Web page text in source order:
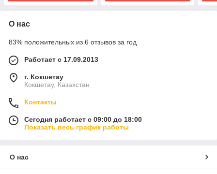
О нас
83% положительных из 6 отзывов за год
Работает с 17.09.2013
г. Кокшетау
Кокшетау, Казахстан
Контакты
Сегодня работает с 09:00 до 18:00
Показать весь график работы
О нас